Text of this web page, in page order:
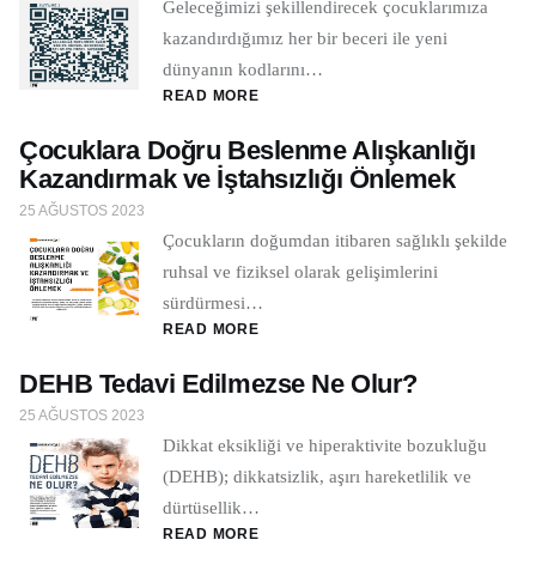
Geleceğimizi şekillendirecek çocuklarımıza
kazandırdığımız her bir beceri ile yeni
dünyanın kodlarını…
READ MORE
Çocuklara Doğru Beslenme Alışkanlığı
Kazandırmak ve İştahsızlığı Önlemek
25 AĞUSTOS 2023
Çocukların doğumdan itibaren sağlıklı şekilde
ruhsal ve fiziksel olarak gelişimlerini
sürdürmesi…
READ MORE
DEHB Tedavi Edilmezse Ne Olur?
25 AĞUSTOS 2023
Dikkat eksikliği ve hiperaktivite bozukluğu
(DEHB); dikkatsizlik, aşırı hareketlilik ve
dürtüsellik…
READ MORE